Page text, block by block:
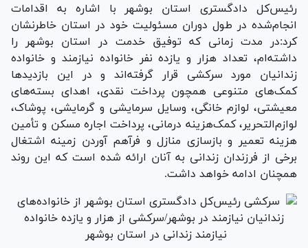
رئیس‌کل دادگستری استان بوشهر با اشاره به اقدامات
انجام‌شده در طول دوران مسئولیت خود در استان خاطرنشان
کرد:در مدت زمانی که توفیق خدمت در استان بوشهر را
داشته‌ام، تعداد هزار و یازده نفر خانواده نیازمند و خانواده
زندانیان مورد سرکشی قرار گرفته‌اند و در این بازدید‌ها
کمک‌های متنوعی همچون پرداخت نقدی، اهدای بسته‌های
معیشتی، لوازم خانگی، وسایل سرمایشی و گرمایشی، پوشاک،
لوازم‌التحریر، کمک‌هزینه درمانی، پرداخت اجاره مسکن و تأمین
هزینه تعمیر و بازسازی منازل و فرآهم آوردن زمینه اشتغال
برخی از فرزندان زندانی به آنان ارائه شده است که این روند
همچنان ادامه خواهد داشت.